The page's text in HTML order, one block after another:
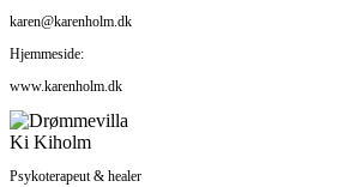
karen@karenholm.dk
Hjemmeside:
www.karenholm.dk
Ki Kiholm
Psykoterapeut & healer